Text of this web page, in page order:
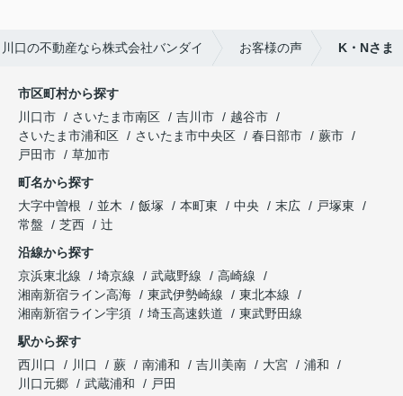
最初にお願いした不動産屋さんでは「この価格で売
れます。うちに任せてください！」と3ヶ月その不
動産屋さん以外に依頼できない契約をし結局何もな
ほんと価格が重要だという事を教えていただきまし
た。
また分からない事だらけでしたが、その都度丁寧に
教えていただき誠にありがとうございました。
す。
口の不動産なら株式会社バンダイ お客様の声 K・Nさま
市区町村から探す
川口市
さいたま市南区 吉川市
越谷市
さいたま市浦和区
さいたま市中央区 春日部市
蕨市
戸田市
草加市
町名から探す
大字中曽根
並木 飯塚 本町東 中央 末広
戸塚東
常盤
芝西
辻
沿線から探す
京浜東北線
埼京線 武蔵野線
高崎線
湘南新宿ライン高海
東武伊勢崎線
東北本線
湘南新宿ライン宇須
埼玉高速鉄道
東武野田線
駅から探す
西川口
川口 蕨 南浦和 吉川美南 大宮
浦和
川口元郷
武蔵浦和 戸田